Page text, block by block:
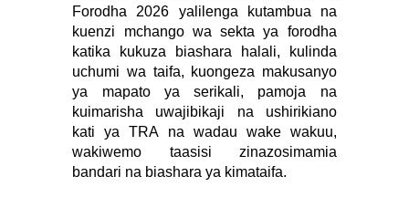
Forodha 2026 yalilenga kutambua na
kuenzi mchango wa sekta ya forodha
katika kukuza biashara halali, kulinda
uchumi wa taifa, kuongeza makusanyo
ya mapato ya serikali, pamoja na
kuimarisha uwajibikaji na ushirikiano
kati ya TRA na wadau wake wakuu,
wakiwemo taasisi zinazosimamia
bandari na biashara ya kimataifa.